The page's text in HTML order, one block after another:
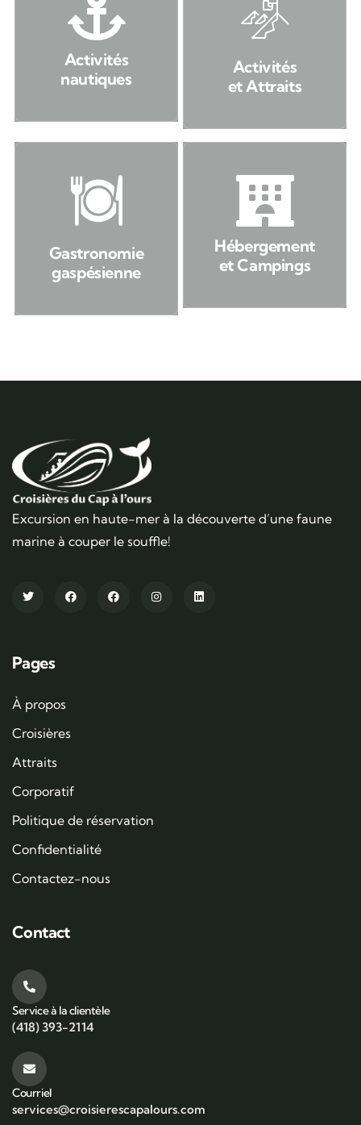
Activités
nautiques
Activités
et Attraits
Gastronomie
gaspésienne
Hébergement
et Campings
Excursion en haute-mer à la découverte d’une faune
marine à couper le souffle!
Pages
À propos
Croisières
Attraits
Corporatif
Politique de réservation
Confidentialité
Contactez-nous
Contact
Service à la clientèle
(418) 393-2114
Courriel
services@croisierescapalours.com